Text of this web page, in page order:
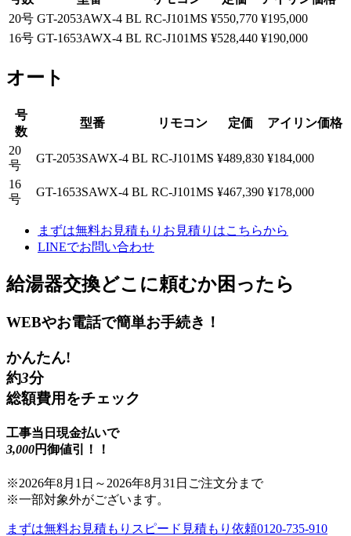
20号 GT-2053AWX-4 BL RC-J101MS ¥550,770 ¥195,000
16号 GT-1653AWX-4 BL RC-J101MS ¥528,440 ¥190,000
オート
号
数
型番 リモコン 定価 アイリン価格
20
号
GT-2053SAWX-4 BL RC-J101MS ¥489,830 ¥184,000
16
号
GT-1653SAWX-4 BL RC-J101MS ¥467,390 ¥178,000
まずは無料お見積もり お見積りはこちらから
LINEでお問い合わせ
給湯器交換どこに頼むか困ったら
WEBやお電話で簡単お手続き！
かんたん!
約3分
総額費用をチェック
工事当日現金払いで
3,000円御値引！！
※2026年8月1日 ～ 2026年8月31日 ご注文分まで
※一部対象外がございます。
まずは無料お見積もり スピード見積もり依頼0120-735-910